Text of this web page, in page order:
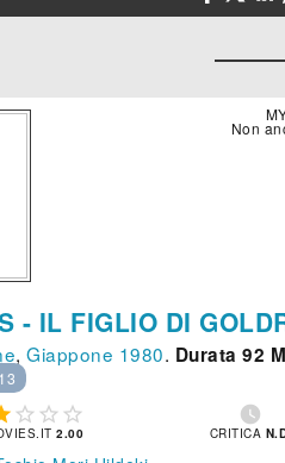
Non
- IL FIGLIO DI
, Giappone 1980. Durata 92
  
2.00

CRITICA